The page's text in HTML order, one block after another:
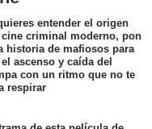
entender el origen
criminal moderno, pon
historia de mafiosos para
ascenso y caída del
con un ritmo que no te
respirar